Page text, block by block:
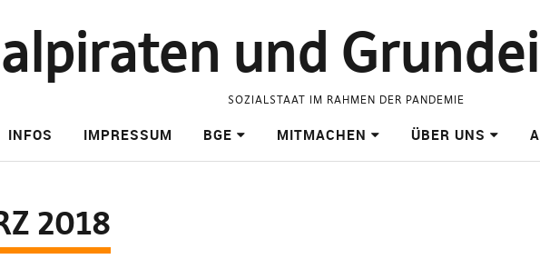
und
SOZIALSTAAT IM RAHMEN DER PANDEMIE
INFOS IMPRESSUM BGE MITMACHEN ÜBER UNS
2018